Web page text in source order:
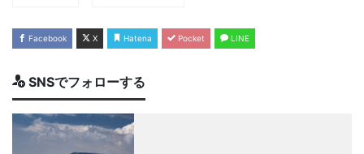
Facebook X Hatena Pocket LINE
SNSでフォローする